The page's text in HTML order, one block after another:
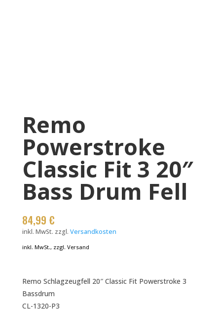
Remo
Powerstroke
Classic Fit 3 20″
Bass Drum Fell
84,99 €
inkl. MwSt. zzgl. Versandkosten
inkl. MwSt., zzgl. Versand
Remo Schlagzeugfell 20″ Classic Fit Powerstroke 3
Bassdrum
CL-1320-P3